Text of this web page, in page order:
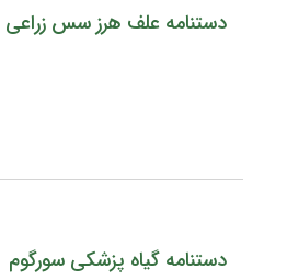
دستنامه علف هرز سس زراعی
دستنامه گیاه پزشکی سورگوم